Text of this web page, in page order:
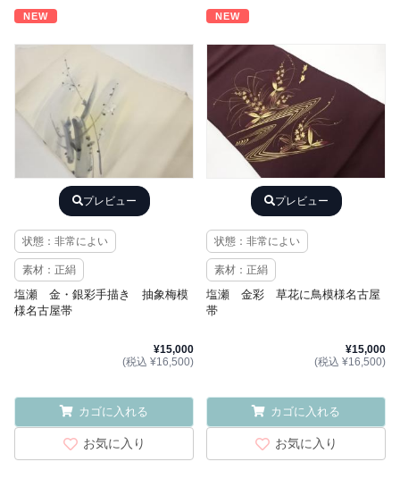
NEW
プレビュー
状態：非常によい
素材：正絹
塩瀬 金・銀彩手描き 抽象梅模
様名古屋帯
¥15,000
(税込 ¥16,500)
カゴに入れる
お気に入り
NEW
プレビュー
状態：非常によい
素材：正絹
塩瀬 金彩 草花に鳥模様名古屋
帯
¥15,000
(税込 ¥16,500)
カゴに入れる
お気に入り